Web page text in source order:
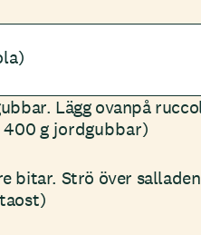
Lägg ovanpå
g jordgubbar)
bitar. Strö över